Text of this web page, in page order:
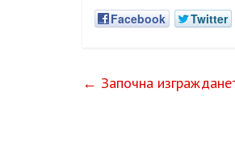
Facebook Twitter
← Започна